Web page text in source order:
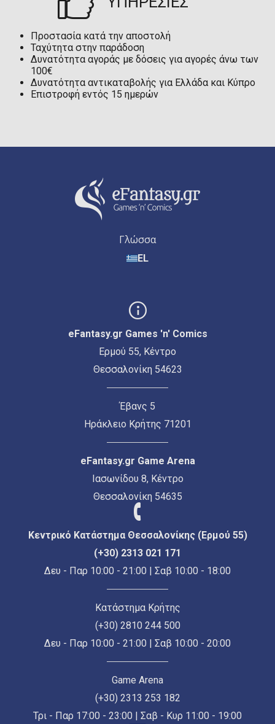
Προστασία κατά την αποστολή
Ταχύτητα στην παράδοση
Δυνατότητα αγοράς με δόσεις για αγορές άνω των
100€
Δυνατότητα αντικαταβολής για Ελλάδα και Κύπρο
Επιστροφή εντός 15 ημερών
Γλώσσα
EL
eFantasy.gr Games 'n' Comics
Ερμού 55, Κέντρο
Θεσσαλονίκη 54623
Έβανς 5
Ηράκλειο Κρήτης 71201
eFantasy.gr Game Arena
Ιασωνίδου 8, Κέντρο
Θεσσαλονίκη 54635
Κεντρικό Κατάστημα Θεσσαλονίκης (Ερμού 55)
(+30) 2313 021 171
Δευ - Παρ 10:00 - 21:00 | Σαβ 10:00 - 18:00
Κατάστημα Κρήτης
(+30) 2810 244 500
Δευ - Παρ 10:00 - 21:00 | Σαβ 10:00 - 20:00
Game Arena
(+30) 2313 253 182
Τρι - Παρ 17:00 - 23:00 | Σαβ - Κυρ 11:00 - 19:00